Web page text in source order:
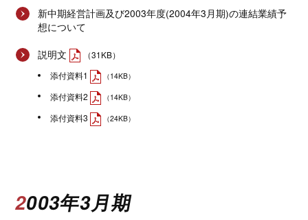
新中期経営計画及び2003年度(2004年3月期)の連結業績予
想について
説明文
（31KB）
添付資料1
（14KB）
添付資料2 （14KB）
添付資料3 （24KB）
2003年3月期